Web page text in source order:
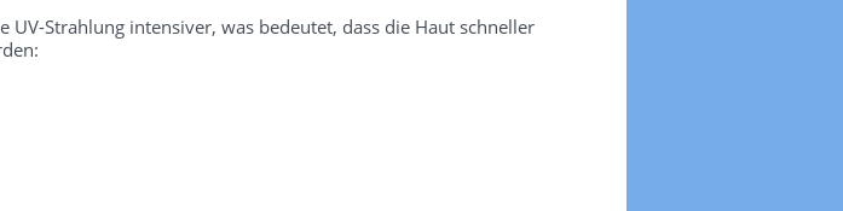
Strahlung intensiver, was bedeutet, dass die Haut schneller